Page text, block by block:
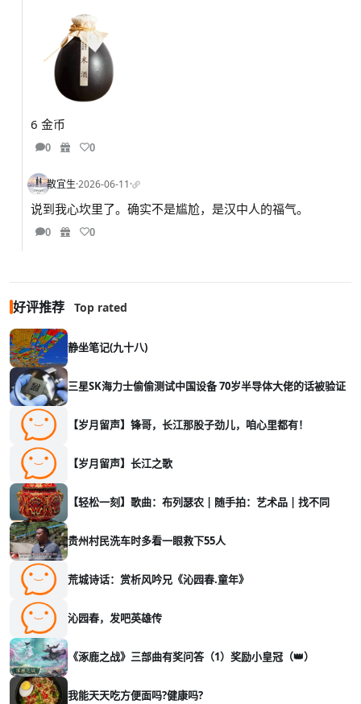
6 金币
0 0
散宜生·2026-06-11·
说到我心坎里了。确实不是尴尬，是汉中人的福气。
0 0
好评推荐 Top rated
静坐笔记(九十八)
三星SK海力士偷偷测试中国设备 70岁半导体大佬的话被验证
【岁月留声】锋哥，长江那股子劲儿，咱心里都有！
【岁月留声】长江之歌
【轻松一刻】歌曲：布列瑟农 | 随手拍：艺术品 | 找不同
贵州村民洗车时多看一眼救下55人
荒城诗话：赏析风吟兄《沁园春.童年》
沁园春，发吧英雄传
《涿鹿之战》三部曲有奖问答（1）奖励小皇冠（👑）
我能天天吃方便面吗?健康吗?